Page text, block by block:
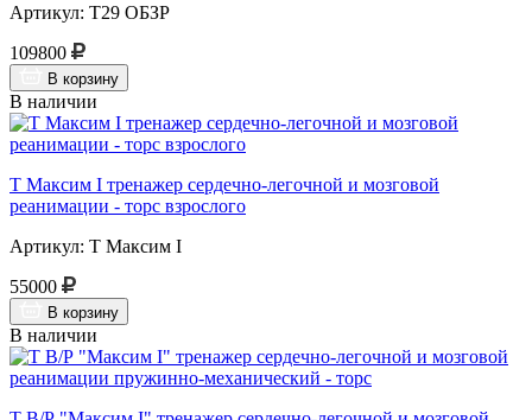
Артикул: Т29 ОБЗР
109800
В корзину
В наличии
Т Максим I тренажер сердечно-легочной и мозговой
реанимации - торс взрослого
Артикул: Т Максим I
55000
В корзину
В наличии